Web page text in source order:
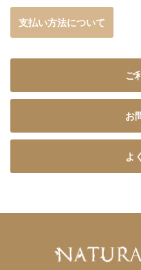
支払い方法について
ご
お
よ